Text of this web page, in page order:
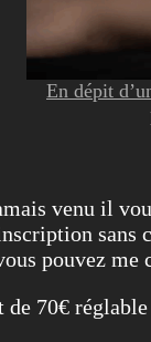
En dépit
venu il
sans
pouvez
70€ réglable